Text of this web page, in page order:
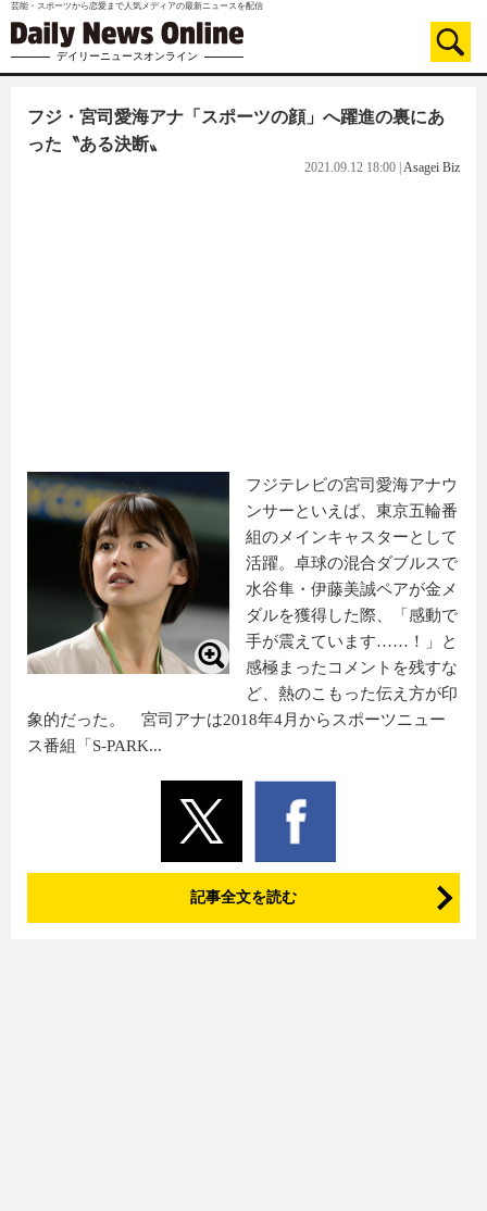
芸能・スポーツから恋愛まで人気メディアの最新ニュースを配信
デイリーニュースオンライン
フジ・宮司愛海アナ「スポーツの顔」へ躍進の裏にあ
った〝ある決断〟
2021.09.12 18:00 Asagei Biz
フジテレビの宮司愛海アナウ
ンサーといえば、東京五輪番
組のメインキャスターとして
活躍。卓球の混合ダブルスで
水谷隼・伊藤美誠ペアが金メ
ダルを獲得した際、「感動で
手が震えています……！」と
感極まったコメントを残すな
ど、熱のこもった伝え方が印
象的だった。 宮司アナは2018年4月からスポーツニュー
ス番組「S-PARK...
記事全文を読む